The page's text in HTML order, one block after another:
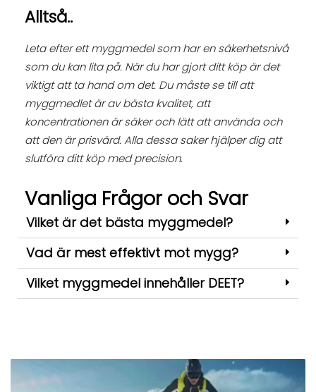
Alltså..
Leta efter ett myggmedel som har en säkerhetsnivå
som du kan lita på. När du har gjort ditt köp är det
viktigt att ta hand om det. Du måste se till att
myggmedlet är av bästa kvalitet, att
koncentrationen är säker och lätt att använda och
att den är prisvärd. Alla dessa saker hjälper dig att
slutföra ditt köp med precision.
Vanliga Frågor och Svar
Vilket är det bästa myggmedel?
Vad är mest effektivt mot mygg?
Vilket myggmedel innehåller DEET?